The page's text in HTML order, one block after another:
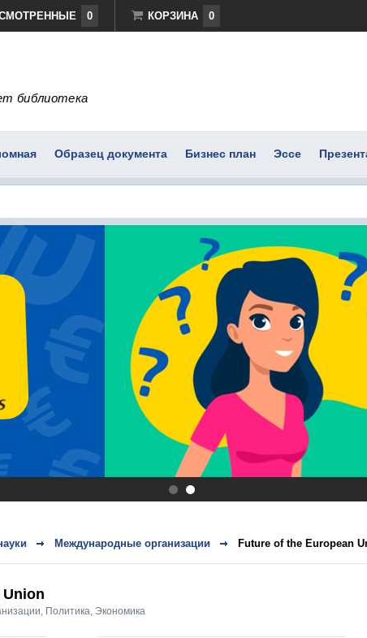
0 КОРЗИНА 0
библиотека
Образец документа Бизнес план Эссе
.
Международные организации Future of the European
, Политика, Экономика